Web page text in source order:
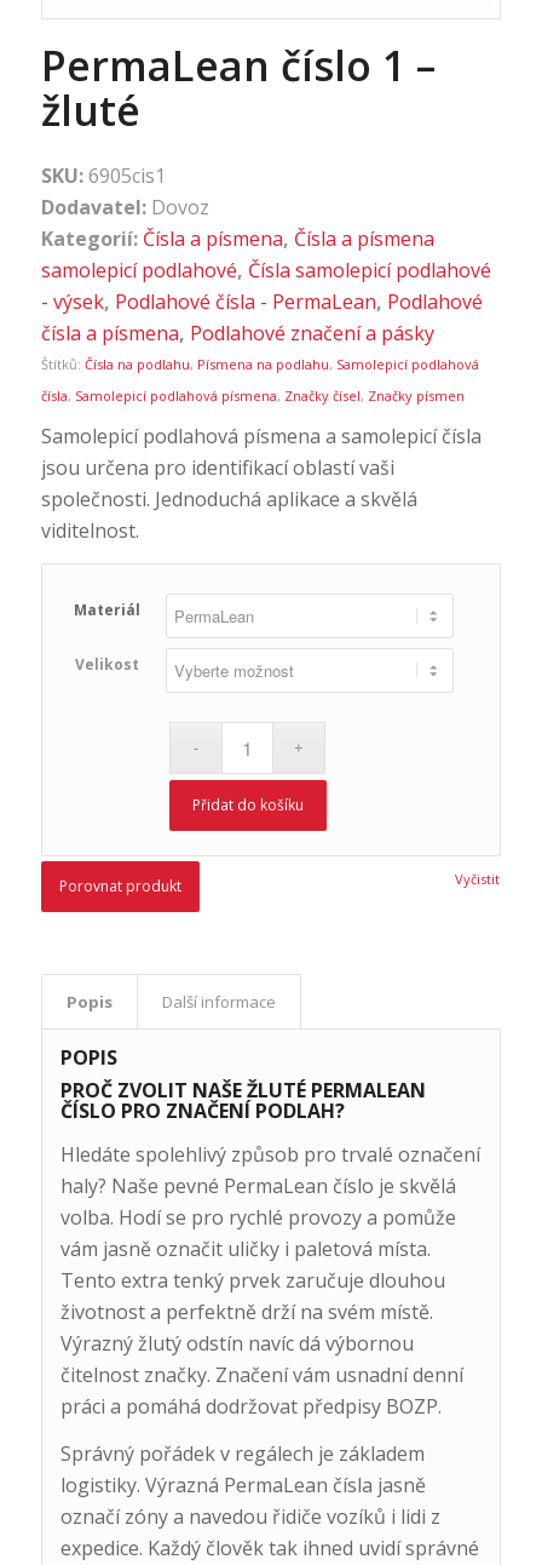
PermaLean číslo 1 –
žluté
SKU:6905cis1
Dodavatel: Dovoz
Kategorií: Čísla a písmena, Čísla a písmena
samolepicí podlahové, Čísla samolepicí podlahové
- výsek, Podlahové čísla - PermaLean, Podlahové
čísla a písmena, Podlahové značení a pásky
Štítků: Čísla na podlahu, Písmena na podlahu, Samolepicí podlahová
čísla, Samolepicí podlahová písmena, Značky čísel, Značky písmen
Samolepicí podlahová písmena a samolepicí čísla
jsou určena pro identifikací oblastí vaši
společnosti. Jednoduchá aplikace a skvělá
viditelnost.
Materiál
Velikost
Vyčistit
Přidat do košíku
Porovnat produkt
Popis Další informace
POPIS
PROČ ZVOLIT NAŠE ŽLUTÉ PERMALEAN
ČÍSLO PRO ZNAČENÍ PODLAH?
Hledáte spolehlivý způsob pro trvalé označení
haly? Naše pevné PermaLean číslo je skvělá
volba. Hodí se pro rychlé provozy a pomůže
vám jasně označit uličky i paletová místa.
Tento extra tenký prvek zaručuje dlouhou
životnost a perfektně drží na svém místě.
Výrazný žlutý odstín navíc dá výbornou
čitelnost značky. Značení vám usnadní denní
práci a pomáhá dodržovat předpisy BOZP.
Správný pořádek v regálech je základem
logistiky. Výrazná PermaLean čísla jasně
označí zóny a navedou řidiče vozíků i lidi z
expedice. Každý člověk tak ihned uvidí správné